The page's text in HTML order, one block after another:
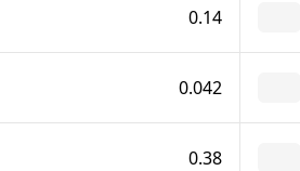
0.14
0.042
0.38